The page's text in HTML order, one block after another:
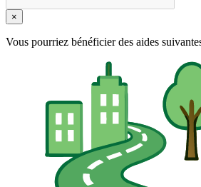
×
Vous pourriez bénéficier des aides